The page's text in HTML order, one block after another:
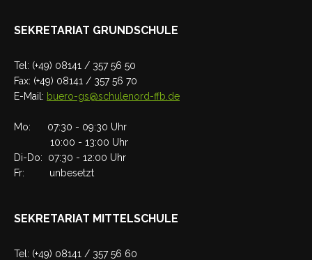
SEKRETARIAT GRUNDSCHULE
Tel: (+49) 08141 / 357 56 50
Fax: (+49) 08141 / 357 56 70
E-Mail: buero-gs@schulenord-ffb.de
Mo: 07:30 - 09:30 Uhr
10:00 - 13:00 Uhr
Di-Do: 07:30 - 12:00 Uhr
Fr: unbesetzt
SEKRETARIAT MITTELSCHULE
Tel: (+49) 08141 / 357 56 60